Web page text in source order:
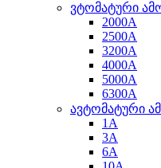
ვტომატური
2000A
2500A
3200A
4000A
5000A
6300A
ავტომატური
1A
3A
6A